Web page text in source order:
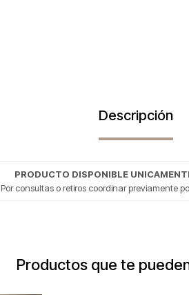
Descripción
PRODUCTO DISPONIBLE
Por consultas o retiros coordinar previamente
Productos que te